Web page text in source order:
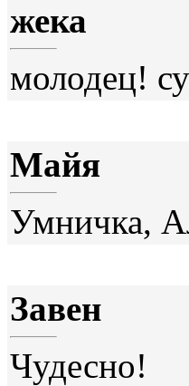
жека
молодец!
Майя
Умничка,
Завен
Чудесно!